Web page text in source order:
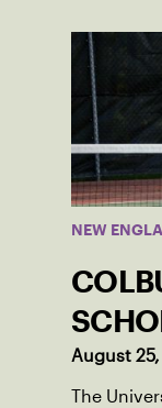
NEW
August
The